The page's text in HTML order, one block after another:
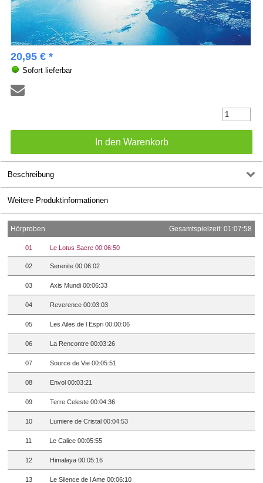
20,95 € *
Sofort lieferbar
Beschreibung
Weitere Produktinformationen
Hörproben Gesamtspielzeit: 01:07:58
01 Le Lotus Sacre 00:06:50
02 Serenite 00:06:02
03 Axis Mundi 00:06:33
04 Reverence 00:03:03
05 Les Ailes de l Espri 00:00:06
06 La Rencontre 00:03:26
07 Source de Vie 00:05:51
08 Envol 00:03:21
09 Terre Celeste 00:04:36
10 Lumiere de Cristal 00:04:53
11 Le Calice 00:05:55
12 Himalaya 00:05:16
13 Le Silence de l Ame 00:06:10